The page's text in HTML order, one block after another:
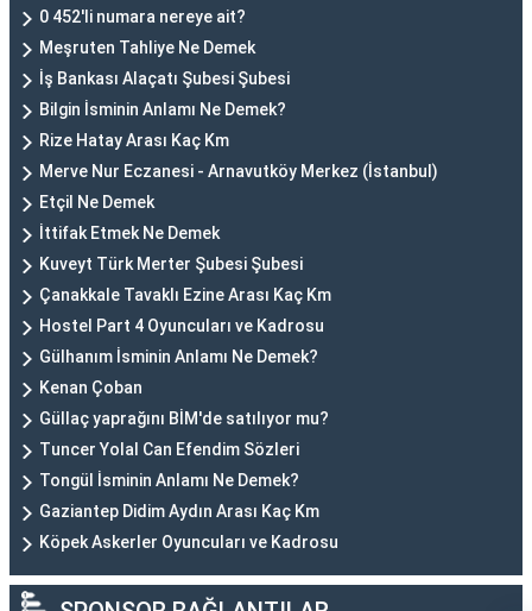
0 452'li numara nereye ait?
Meşruten Tahliye Ne Demek
İş Bankası Alaçatı Şubesi Şubesi
Bilgin İsminin Anlamı Ne Demek?
Rize Hatay Arası Kaç Km
Merve Nur Eczanesi - Arnavutköy Merkez (İstanbul)
Etçil Ne Demek
İttifak Etmek Ne Demek
Kuveyt Türk Merter Şubesi Şubesi
Çanakkale Tavaklı Ezine Arası Kaç Km
Hostel Part 4 Oyuncuları ve Kadrosu
Gülhanım İsminin Anlamı Ne Demek?
Kenan Çoban
Güllaç yaprağını BİM'de satılıyor mu?
Tuncer Yolal Can Efendim Sözleri
Tongül İsminin Anlamı Ne Demek?
Gaziantep Didim Aydın Arası Kaç Km
Köpek Askerler Oyuncuları ve Kadrosu